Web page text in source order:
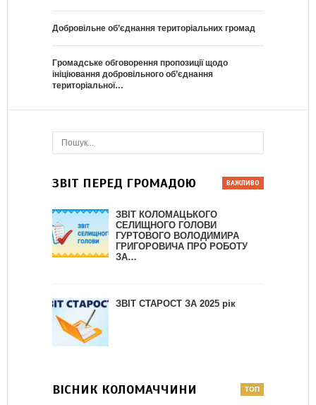
Добровільне об’єднання територіальних громад
Громадське обговорення пропозиції щодо
ініціювання добровільного об’єднання
територіальної…
ЗВІТ ПЕРЕД ГРОМАДОЮ
ЗВІТ КОЛОМАЦЬКОГО
СЕЛИЩНОГО ГОЛОВИ
ГУРТОВОГО ВОЛОДИМИРА
ГРИГОРОВИЧА ПРО РОБОТУ
ЗА…
ЗВІТ СТАРОСТ ЗА 2025 рік
ВІСНИК КОЛОМАЧЧИНИ